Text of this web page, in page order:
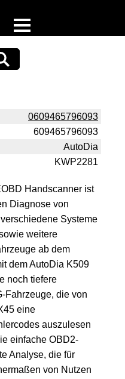
Support &
Presse
Datenschutz
Impressum
0609465796093
609465796093
AutoDia
KWP2281
Handscanner ist
Diagnose von
Systeme
weitere
ab dem
dem AutoDia K509
noch tiefere
Fahrzeuge, die von
eine
auszulesen
einfache OBD2-
Analyse, die für
von Nutzen